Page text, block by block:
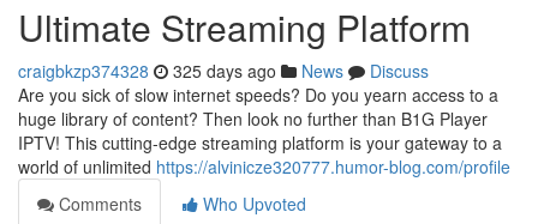
Ultimate Streaming Platform
craigbkzp374328 325 days ago News
Discuss
Are you sick of slow internet speeds? Do you yearn access to a
huge library of content? Then look no further than B1G Player
IPTV! This cutting-edge streaming platform is your gateway to a
world of unlimited https://alvinicze320777.humor-blog.com/profile
Comments
Who Upvoted